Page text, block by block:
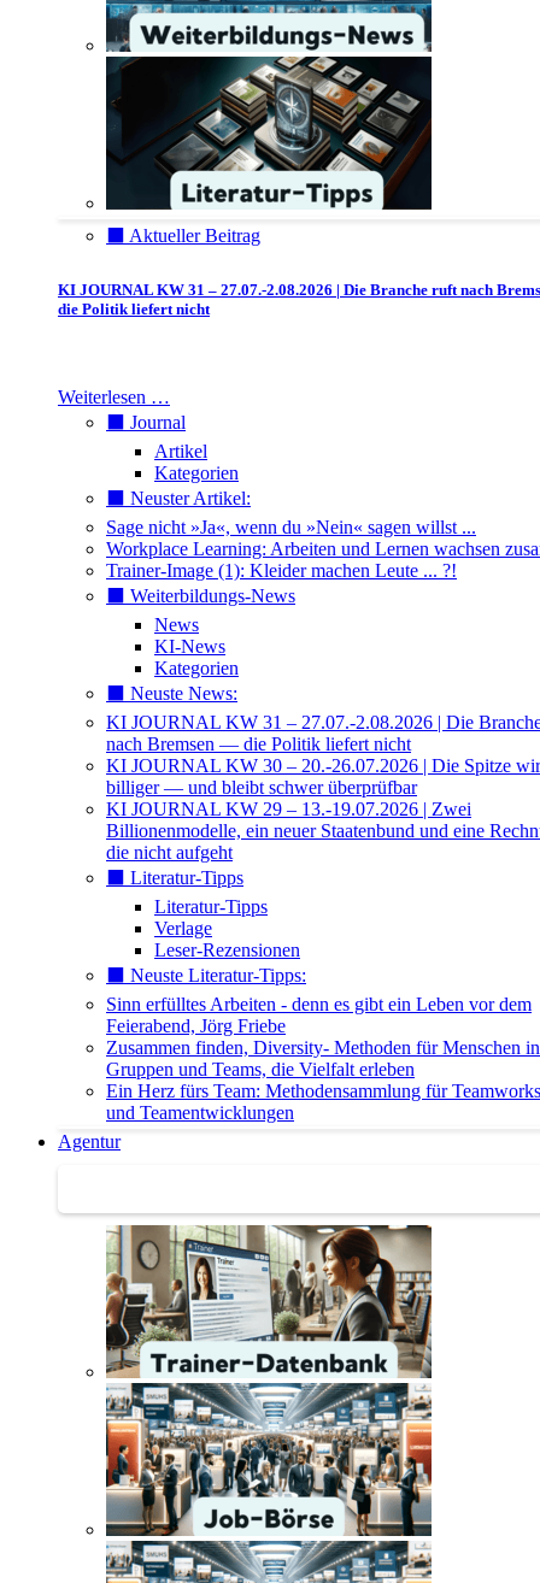
⬛️ Aktueller Beitrag
KI JOURNAL KW 31 – 27.07.-2.08.2026 | Die Branche ruft nach
die Politik liefert nicht
Weiterlesen …
⬛️ Journal
Artikel
Kategorien
⬛️ Neuster Artikel:
Sage nicht »Ja«, wenn du »Nein« sagen willst ...
Workplace Learning: Arbeiten und Lernen wachsen
Trainer-Image (1): Kleider machen Leute ... ?!
⬛️ Weiterbildungs-News
News
KI-News
Kategorien
⬛️ Neuste News:
KI JOURNAL KW 31 – 27.07.-2.08.2026 | Die
nach Bremsen — die Politik liefert nicht
KI JOURNAL KW 30 – 20.-26.07.2026 | Die Spitze
billiger — und bleibt schwer überprüfbar
KI JOURNAL KW 29 – 13.-19.07.2026 | Zwei
Billionenmodelle, ein neuer Staatenbund und eine
die nicht aufgeht
⬛️ Literatur-Tipps
Literatur-Tipps
Verlage
Leser-Rezensionen
⬛️ Neuste Literatur-Tipps:
Sinn erfülltes Arbeiten - denn es gibt ein Leben vor dem
Feierabend, Jörg Friebe
Zusammen finden, Diversity- Methoden für Menschen in
Gruppen und Teams, die Vielfalt erleben
Ein Herz fürs Team: Methodensammlung für
und Teamentwicklungen
Agentur